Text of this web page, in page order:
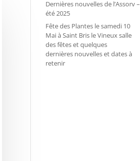
Dernières nouvelles de l’Assorv –
été 2025
Fête des Plantes le samedi 10
Mai à Saint Bris le Vineux salle
des fêtes et quelques
dernières nouvelles et dates à
retenir